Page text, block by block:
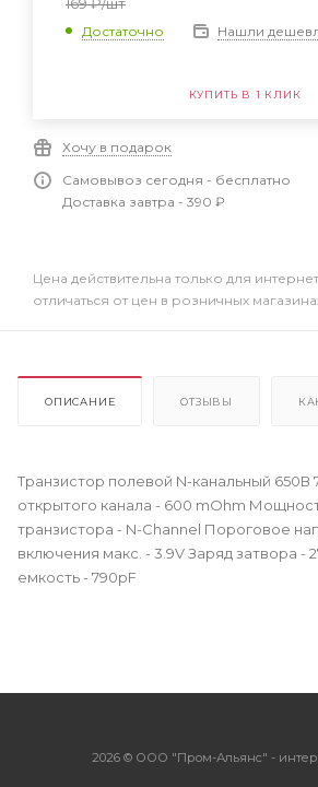
Достаточно Нашли
КУПИТЬ В 1 КЛИК
Хочу в подарок
Самовывоз сегодня - бесплатно
Доставка завтра - 390 ₽
Цена действительна только для
отличаться от цен в розничных
ОПИСАНИЕ ОТЗЫВЫ
Транзистор полевой N-канальный 650В
открытого канала - 600 mOhm
транзистора - N-Channel Пороговое
включения макс. - 3.9V Заряд затвора -
емкость - 790pF
2026 © ООО "Пром-Альянс" -